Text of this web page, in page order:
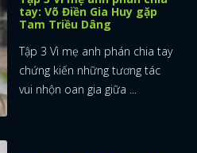
tay: Võ Điền Gia Huy gặp
Tam Triều Dâng
Tập 3 Vì mẹ anh phán chia tay
chứng kiến những tương tác
vui nhộn oan gia giữa ...